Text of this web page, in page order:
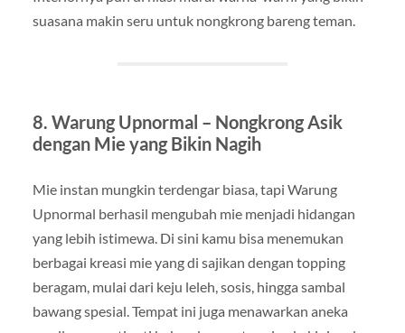
suasana makin seru untuk nongkrong bareng teman.
8. Warung Upnormal – Nongkrong Asik
dengan Mie yang Bikin Nagih
Mie instan mungkin terdengar biasa, tapi Warung
Upnormal berhasil mengubah mie menjadi hidangan
yang lebih istimewa. Di sini kamu bisa menemukan
berbagai kreasi mie yang di sajikan dengan topping
beragam, mulai dari keju leleh, sosis, hingga sambal
bawang spesial. Tempat ini juga menawarkan aneka